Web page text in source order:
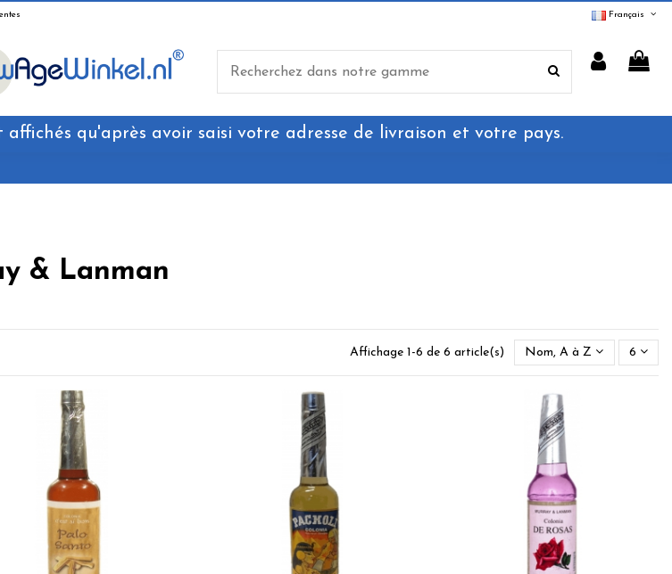
Français
qu'après avoir saisi votre adresse de livraison et votre pays.
& Lanman
Affichage 1-6 de 6 article(s) Nom, A à Z 6